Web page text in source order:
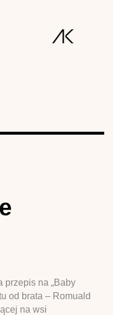
przepis na „Baby
od brata – Romuald
na wsi